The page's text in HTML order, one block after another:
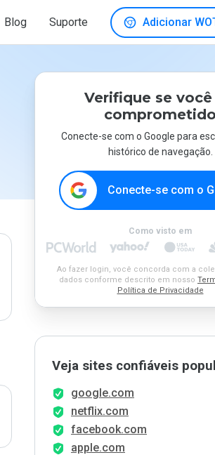
Blog Suporte Adicionar
Verifique se
comprometido
Conecte-se com o Google para
histórico de navegação.
Conecte-se com o
Como visto em
Ao fazer login, você concorda com a
dados conforme descrito em nosso
Política de Privacidade
Veja sites confiáveis
google.com
netflix.com
facebook.com
apple.com